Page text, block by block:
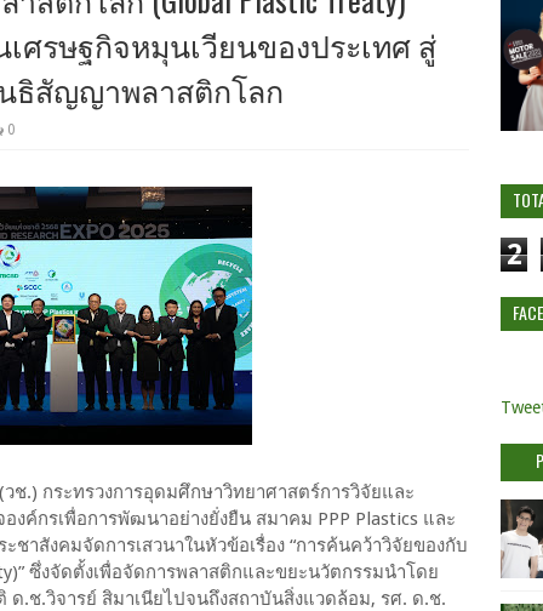
ศรษฐกิจหมุนเวียนของประเทศ สู่
ธิสัญญาพลาสติกโลก
0
ช.) กระทรวงการอุดมศึกษาวิทยาศาสตร์การวิจัยและ
ค์กรเพื่อการพัฒนาอย่างยั่งยืน สมาคม PPP Plastics และ
าสังคมจัดการเสวนาในหัวข้อเรื่อง “การค้นคว้าวิจัยของกับ
ซึ่งจัดตั้งเพื่อจัดการพลาสติกและขยะนวัตกรรมนำโดย
.ช.วิจารย์ สิมาเนียไปจนถึงสถาบันสิ่งแวดล้อม, รศ. ด.ช.
2